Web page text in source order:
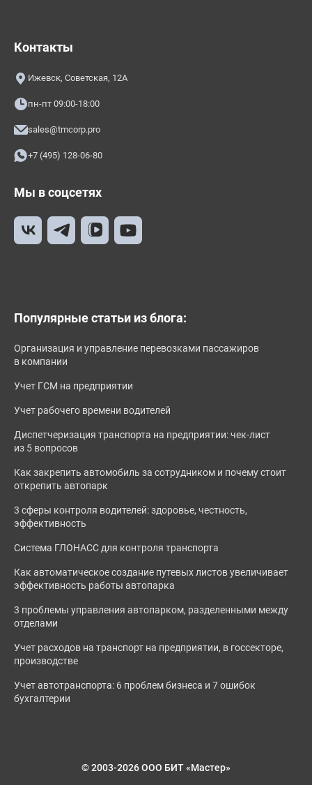
Контакты
Ижевск, Советская, 12А
пн-пт 09:00-18:00
sales@tmcorp.pro
+7 (495) 128-06-80
Мы в соцсетях
Популярные статьи из блога:
Организация и управление перевозками пассажиров
в компании
Учет ГСМ на предприятии
Учет рабочего времени водителей
Диспетчеризация транспорта на предприятии: чек-лист
из 5 вопросов
Как закрепить автомобиль за сотрудником и почему стоит
открепить автопарк
3 сферы контроля водителей: здоровье, честность,
эффективность
Система ГЛОНАСС для контроля транспорта
Как автоматическое создание путевых листов увеличивает
эффективность работы автопарка
3 проблемы управления автопарком, разделенными между
отделами
Учет расходов на транспорт на предприятии, в госсекторе,
производстве
Учет автотранспорта: 6 проблем бизнеса и 7 ошибок
бухгалтерии
© 2003-2026 ООО БИТ «Мастер»